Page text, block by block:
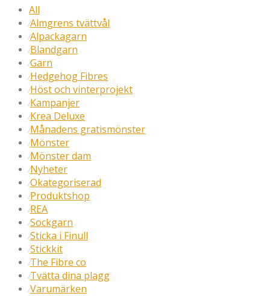
All
⁄Almgrens tvättvål
⁄Alpackagarn
⁄Blandgarn
⁄Garn
⁄Hedgehog Fibres
⁄Höst och vinterprojekt
⁄Kampanjer
⁄Krea Deluxe
⁄Månadens gratismönster
⁄Mönster
⁄Mönster dam
⁄Nyheter
⁄Okategoriserad
⁄Produktshop
⁄REA
⁄Sockgarn
⁄Sticka i Finull
⁄Stickkit
⁄The Fibre co
⁄Tvätta dina plagg
⁄Varumärken